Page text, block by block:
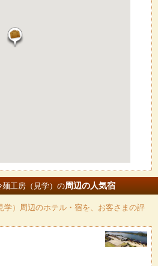
工房（見学）の周辺の人気宿
） 周辺のホテル・宿を、お客さまの評